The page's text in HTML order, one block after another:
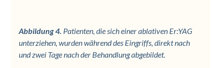
Abbildung 4. Patienten, die sich einer ablativen Er:YAG
unterziehen, wurden während des Eingriffs, direkt nach
und zwei Tage nach der Behandlung abgebildet.